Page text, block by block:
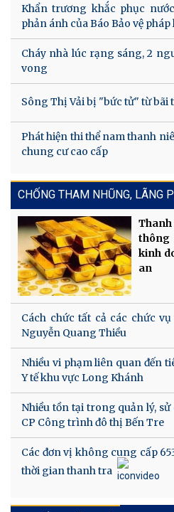
Khẩn trương khắc phục
phản ánh của Báo Bảo vệ pháp
Cháy nhà lúc rạng sáng, 2
vong
Sông Thị Vải bị "bức tử" từ bãi
Phát hiện thi thể nam thanh
chung cư cao cấp
CHỐNG THAM NHŨNG, LÃNG
thông
kinh
an
Cách chức tất cả các chức
Nguyễn Quang Thiều
Nhiều vi phạm liên quan đến
Y tế khu vực Long Khánh
Nhiều tồn tại trong quản lý,
CP Công trình đô thị Bến Tre
Các đơn vị không cung cấp
thời gian thanh tra